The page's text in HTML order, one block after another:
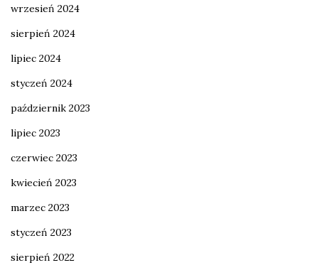
wrzesień 2024
sierpień 2024
lipiec 2024
styczeń 2024
październik 2023
lipiec 2023
czerwiec 2023
kwiecień 2023
marzec 2023
styczeń 2023
sierpień 2022